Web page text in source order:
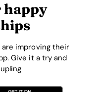
happy
are improving their
Give it a try and